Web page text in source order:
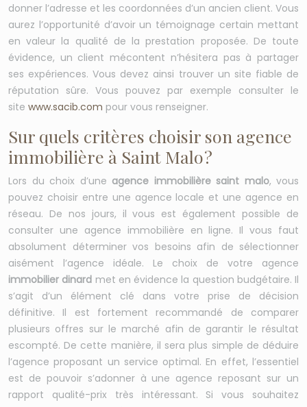
donner l’adresse et les coordonnées d’un ancien client. Vous
aurez l’opportunité d’avoir un témoignage certain mettant
en valeur la qualité de la prestation proposée. De toute
évidence, un client mécontent n’hésitera pas à partager
ses expériences. Vous devez ainsi trouver un site fiable de
réputation sûre. Vous pouvez par exemple consulter le
site www.sacib.com pour vous renseigner.
Sur quels critères choisir son agence
immobilière à Saint Malo ?
Lors du choix d’une agence immobilière saint malo, vous
pouvez choisir entre une agence locale et une agence en
réseau. De nos jours, il vous est également possible de
consulter une agence immobilière en ligne. Il vous faut
absolument déterminer vos besoins afin de sélectionner
aisément l’agence idéale. Le choix de votre agence
immobilier dinard met en évidence la question budgétaire. Il
s’agit d’un élément clé dans votre prise de décision
définitive. Il est fortement recommandé de comparer
plusieurs offres sur le marché afin de garantir le résultat
escompté. De cette manière, il sera plus simple de déduire
l’agence proposant un service optimal. En effet, l’essentiel
est de pouvoir s’adonner à une agence reposant sur un
rapport qualité-prix très intéressant. Si vous souhaitez